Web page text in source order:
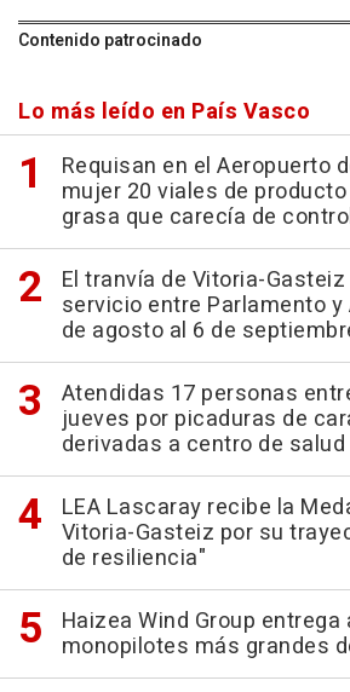
Contenido patrocinado
Lo más leído en País Vasco
Requisan en el Aeropuerto
mujer 20 viales de
grasa que carecía de
El tranvía de Vitoria-
servicio entre Parlamento y
de agosto al 6 de
Atendidas 17 personas
jueves por picaduras de
derivadas a centro de salud
LEA Lascaray recibe la
Vitoria-Gasteiz por su
de resiliencia"
Haizea Wind Group entrega
monopilotes más grandes